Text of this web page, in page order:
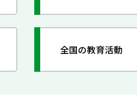
全国の教育活動